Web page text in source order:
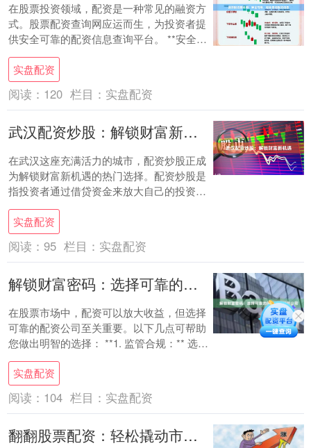
在股票投资领域，配资是一种常见的融资方
式。股票配资查询网应运而生，为投资者提
供安全可靠的配资信息查询平台。 **安全保
障** 股票配资查询网与多家正规配资公司
合....
实盘配资
阅读： 120 栏目： 实盘配资
武汉配资炒股：解锁财富新机遇
在武汉这座充满活力的城市，配资炒股正成
为解锁财富新机遇的热门选择。配资炒股是
指投资者通过借贷资金来放大自己的投资本
金，从而提高收益率。 武汉配资炒股市场成
熟，有....
实盘配资
阅读： 95 栏目： 实盘配资
解锁财富密码：选择可靠的网上股票配资公司
在股票市场中，配资可以放大收益，但选择
可靠的配资公司至关重要。以下几点可帮助
您做出明智的选择： **1. 监管合规：** 选择
受监管的配资公司，确保其遵守行业法....
实盘配资
阅读： 104 栏目： 实盘配资
翻翻股票配资：轻松撬动市场，放大投资收益